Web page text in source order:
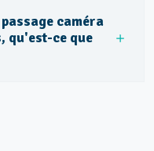
caméra
qu'est-ce que